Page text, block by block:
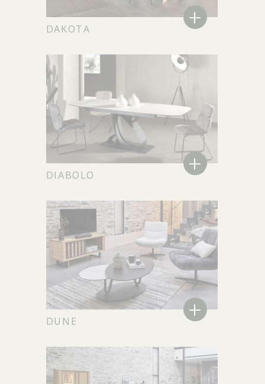
DAKOTA +
DIABOLO +
DUNE +